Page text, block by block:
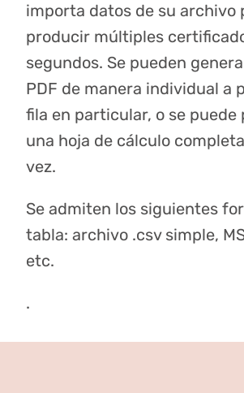
importa datos de su archivo
producir múltiples
segundos. Se pueden
PDF de manera individual a
fila en particular, o se puede
una hoja de cálculo
vez.
Se admiten los siguientes
tabla: archivo .csv simple,
etc.
.